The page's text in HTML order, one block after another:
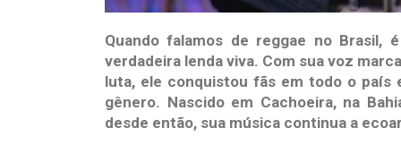
Quando falamos de reggae no Brasil,
verdadeira lenda viva. Com sua voz
luta, ele conquistou fãs em todo o país
gênero. Nascido em Cachoeira, na
desde então, sua música continua a